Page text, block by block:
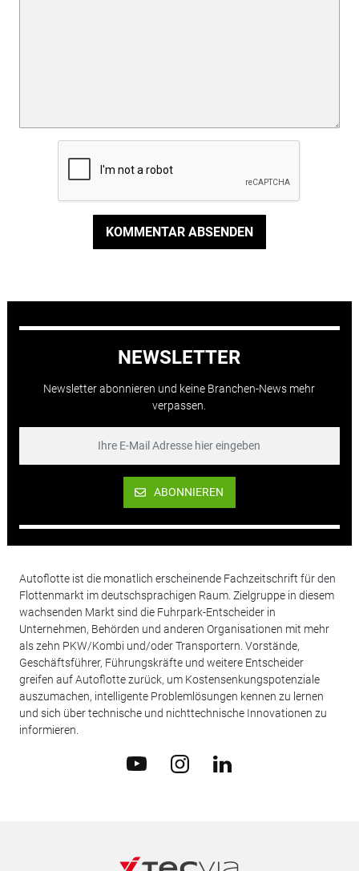
KOMMENTAR ABSENDEN
NEWSLETTER
Newsletter abonnieren und keine Branchen-News mehr
verpassen.
ABONNIEREN
Autoflotte ist die monatlich erscheinende Fachzeitschrift für den
Flottenmarkt im deutschsprachigen Raum. Zielgruppe in diesem
wachsenden Markt sind die Fuhrpark-Entscheider in
Unternehmen, Behörden und anderen Organisationen mit mehr
als zehn PKW/Kombi und/oder Transportern. Vorstände,
Geschäftsführer, Führungskräfte und weitere Entscheider
greifen auf Autoflotte zurück, um Kostensenkungspotenziale
auszumachen, intelligente Problemlösungen kennen zu lernen
und sich über technische und nichttechnische Innovationen zu
informieren.